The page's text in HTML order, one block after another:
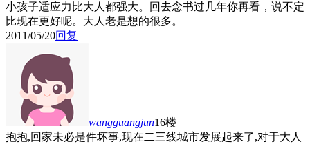
小孩子适应力比大人都强大。回去念书过几年你再看，说不定
比现在更好呢。大人老是想的很多。
2011/05/20回复
wangguangjun16楼
抱抱,回家未必是件坏事,现在二三线城市发展起来了,对于大人